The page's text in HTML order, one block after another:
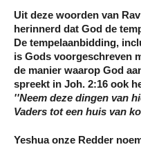
Uit deze woorden van
herinnerd dat God de
De tempelaanbidding,
is Gods voorgeschreven
de manier waarop God
spreekt in Joh. 2:16 ook
''Neem deze dingen van
Vaders tot een huis van
Yeshua onze Redder